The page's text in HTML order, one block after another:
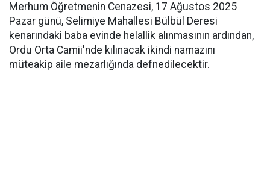
Merhum Öğretmenin Cenazesi, 17 Ağustos 2025
Pazar günü, Selimiye Mahallesi Bülbül Deresi
kenarındaki baba evinde helallik alınmasının ardından,
Ordu Orta Camii'nde kılınacak ikindi namazını
müteakip aile mezarlığında defnedilecektir.